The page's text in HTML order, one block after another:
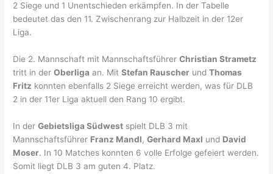
2 Siege und 1 Unentschieden erkämpfen. In der Tabelle
bedeutet das den 11. Zwischenrang zur Halbzeit in der 12er
Liga.
Die 2. Mannschaft mit MannschaftsführerChristian Strametz
tritt in derOberliga an. MitStefan Rauscher undThomas
Fritz konnten ebenfalls 2 Siege erreicht werden, was für DLB
2 in der 11er Liga aktuell den Rang 10 ergibt.
In derGebietsliga Südwest spielt DLB 3 mit
Mannschaftsführer Franz Mandl,Gerhard Maxl und David
Moser. In 10 Matches konnten 6 volle Erfolge gefeiert werden.
Somit liegt DLB 3 am guten 4. Platz.